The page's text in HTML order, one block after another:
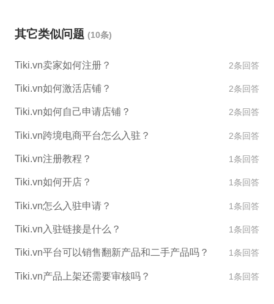
隐私政策，然后点击“Đăng ký”按钮即可完成注册。 6.
货地址等等。 希望以上信息对您有所帮助。如果有其
他问题，请随时提出。
其它类似问题 (10条)
Tiki.vn卖家如何注册？ 2条回答
Tiki.vn如何激活店铺？ 2条回答
Tiki.vn如何自己申请店铺？ 2条回答
Tiki.vn跨境电商平台怎么入驻？ 2条回答
Tiki.vn注册教程？ 1条回答
Tiki.vn如何开店？ 1条回答
Tiki.vn怎么入驻申请？ 1条回答
Tiki.vn入驻链接是什么？ 1条回答
Tiki.vn平台可以销售翻新产品和二手产品吗？ 1条回答
Tiki.vn产品上架还需要审核吗？ 1条回答